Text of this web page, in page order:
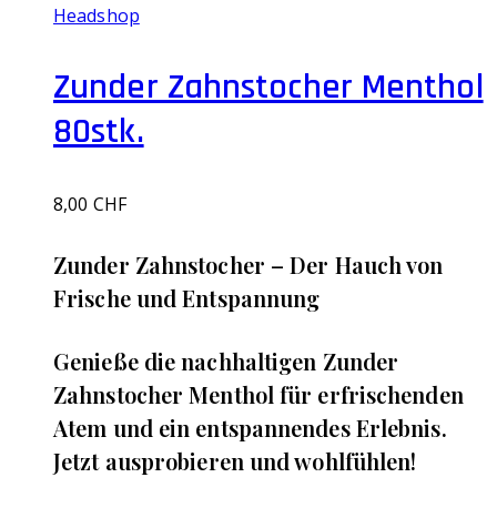
Headshop
Zunder Zahnstocher Menthol
80stk.
8,00 CHF
‌Zunder Zahnstocher – Der Hauch von
Frische und Entspannung
Genieße die nachhaltigen Zunder
Zahnstocher Menthol für erfrischenden
Atem und ein entspannendes Erlebnis.
Jetzt ausprobieren und wohlfühlen!